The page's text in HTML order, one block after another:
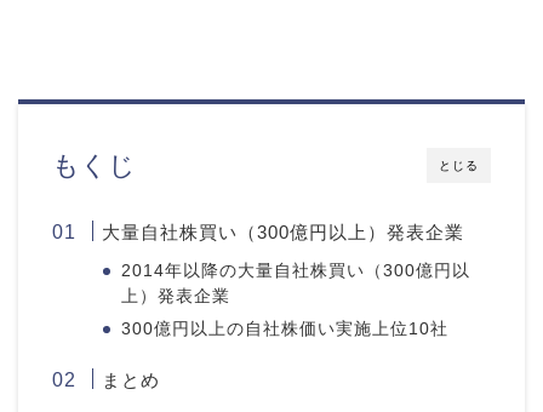
とじる
もくじ
大量自社株買い（300億円以上）発表企業
2014年以降の大量自社株買い（300億円以
上）発表企業
300億円以上の自社株価い実施上位10社
まとめ